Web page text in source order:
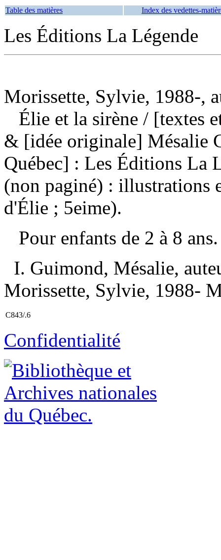
Table des matières Index des vedettes-
Les Éditions La Légende
Morissette, Sylvie, 1988-,
Élie et la sirène / [textes
& [idée originale] Mésalie
Québec] : Les Éditions
(non paginé) : illustrations
d'Élie ; 5eime).
Pour enfants de 2 à 8
I. Guimond, Mésalie,
Morissette, Sylvie, 1988-
C843/.6
Confidentialité